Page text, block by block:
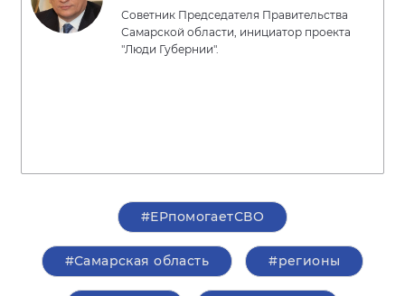
Советник Председателя Правительства
Самарской области, инициатор проекта
"Люди Губернии".
#ЕРпомогаетСВО
#Самарская область #регионы